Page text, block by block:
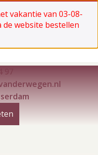
vakantie van 03-08-
de website bestellen
97